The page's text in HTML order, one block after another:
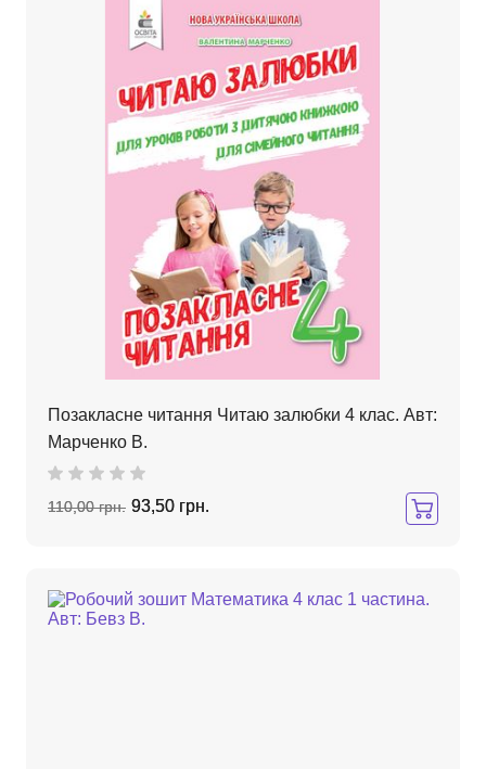
Позакласне читання Читаю залюбки 4 клас. Авт:
Марченко В.
110,00 грн. 93,50 грн.